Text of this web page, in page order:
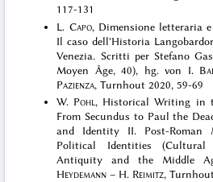
117-131
L. Capo, Dimensione letteraria
Il caso dell'Historia
Venezia. Scritti per Stefano
Moyen Âge, 40), hg. von I.
Pazienza, Turnhout 2020, 59-69
W. Pohl, Historical Writing in
From Secundus to Paul the
and Identity II. Post-Roman
Political Identities
Antiquity and the Middle
Heydemann – H. Reimitz,